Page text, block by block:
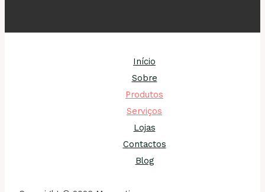
Início
Sobre
Produtos
Serviços
Lojas
Contactos
Blog